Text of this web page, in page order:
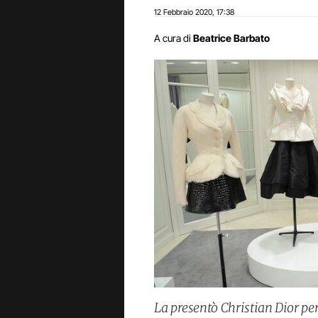
12 Febbraio 2020 17:38
A cura di Beatrice Barbato
La presentò Christian Dior